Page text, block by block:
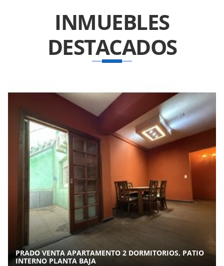
INMUEBLES
DESTACADOS
PRADO VENTA APARTAMENTO 2 DORMITORIOS, PATIO
INTERNO PLANTA BAJA